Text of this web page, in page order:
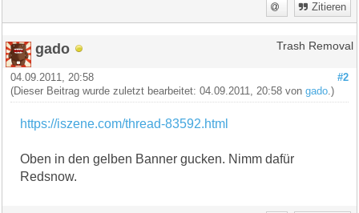
Zitieren
gado Trash Removal
#2
04.09.2011, 20:58
(Dieser Beitrag wurde zuletzt bearbeitet: 04.09.2011, 20:58 vongado .)
https://iszene.com/thread-83592.html
Oben in den gelben Banner gucken. Nimm dafür
Redsnow.